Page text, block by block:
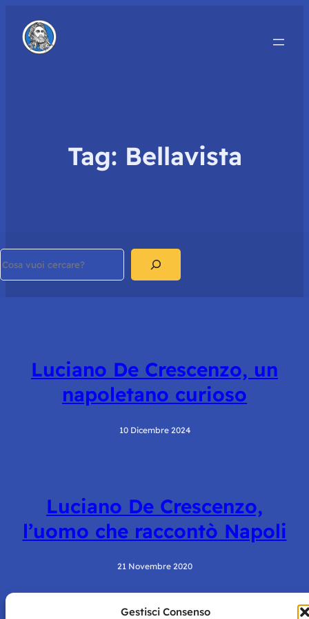
Gestisci Consenso
Tag: Bellavista
Luciano De Crescenzo, un
napoletano curioso
10 Dicembre 2024
Luciano De Crescenzo,
l’uomo che raccontò Napoli
21 Novembre 2020